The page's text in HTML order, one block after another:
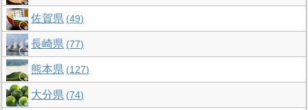
佐賀県 49
長崎県 77
熊本県 127
大分県 74